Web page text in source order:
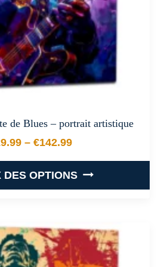
la
page
du
produit
de Blues – portrait artistique
– €142.99
Plage de prix : €29.99 à
DES OPTIONS
a
plusieurs
variations.